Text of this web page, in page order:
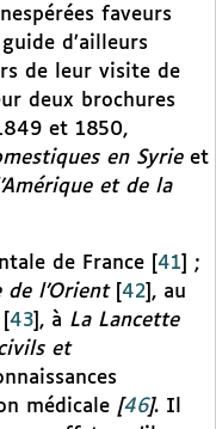
faveurs
d’ailleurs
de leur visite de
deux brochures
et 1850,
en Syrie et
et de la
de France 41
;
de l’Orient[ 42 , au
43 , à La Lancette
et
médicale [46]. Il